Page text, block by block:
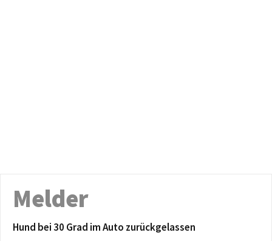
Melder
Hund bei 30 Grad im Auto zurückgelassen